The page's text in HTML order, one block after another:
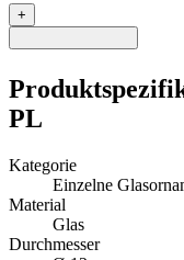
+
PL
Kategorie
Einzelne
Material
Glas
Durchmesser